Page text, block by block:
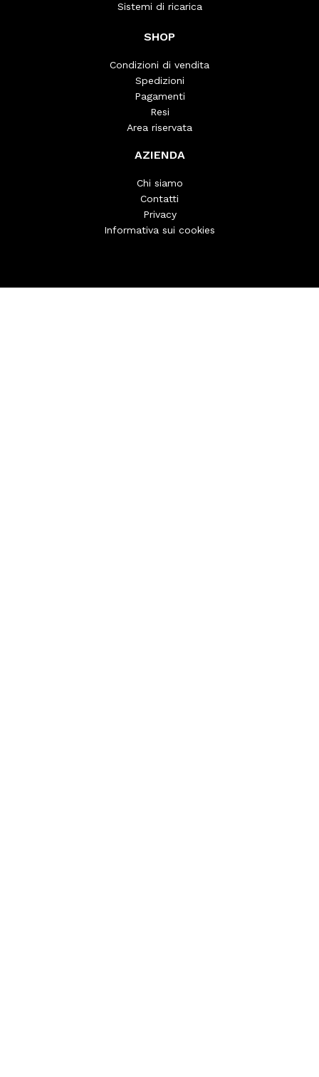
Sistemi di ricarica
SHOP
Condizioni di vendita
Spedizioni
Pagamenti
Resi
Area riservata
AZIENDA
Chi siamo
Contatti
Privacy
Informativa sui cookies